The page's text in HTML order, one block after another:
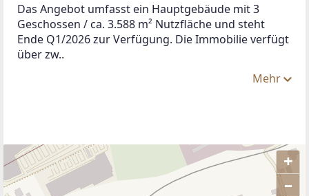
Das Angebot umfasst ein Hauptgebäude mit 3
Geschossen / ca. 3.588 m² Nutzfläche und steht
Ende Q1/2026 zur Verfügung. Die Immobilie verfügt
über zw..
Mehr
+
–
ANBIETER KONTAKTIEREN